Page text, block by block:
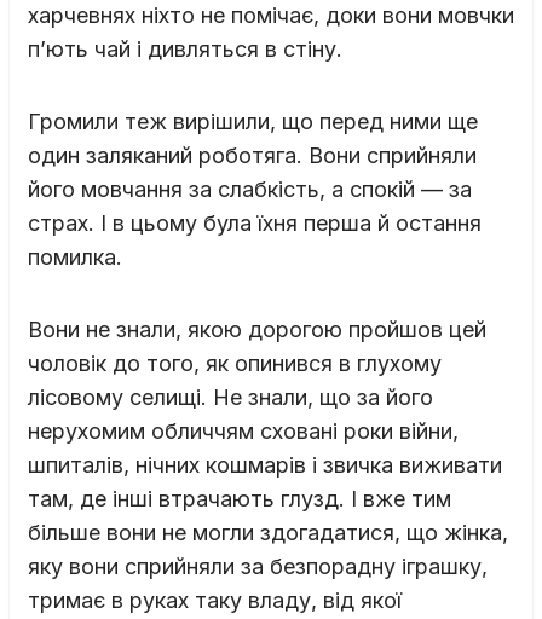
харчевнях ніхто не помічає, доки вони мовчки
п’ють чай і дивляться в стіну.
Громили теж вирішили, що перед ними ще
один заляканий роботяга. Вони сприйняли
його мовчання за слабкість, а спокій — за
страх. І в цьому була їхня перша й остання
помилка.
Вони не знали, якою дорогою пройшов цей
чоловік до того, як опинився в глухому
лісовому селищі. Не знали, що за його
нерухомим обличчям сховані роки війни,
шпиталів, нічних кошмарів і звичка виживати
там, де інші втрачають глузд. І вже тим
більше вони не могли здогадатися, що жінка,
яку вони сприйняли за безпорадну іграшку,
тримає в руках таку владу, від якої